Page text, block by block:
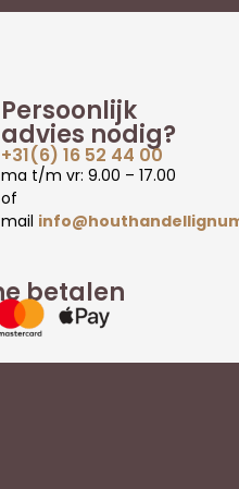
betalen
Persoonlijk
advies nodig?
+31(6) 16 52 44 00
ma t/m vr: 9.00 – 17.00
of
mail